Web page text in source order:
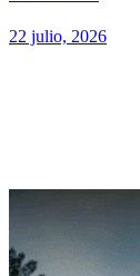
22 julio, 2026